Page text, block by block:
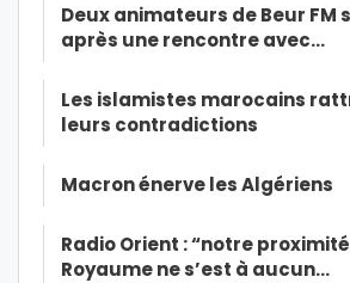
Deux animateurs de Beur FM
après une rencontre avec…
Les islamistes marocains
leurs contradictions
Macron énerve les Algériens
Radio Orient : “notre
Royaume ne s’est à aucun…